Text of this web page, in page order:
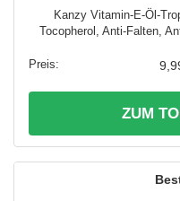
Kanzy Vitamin-E-Öl-
Tocopherol, Anti-Falten,
ZUM